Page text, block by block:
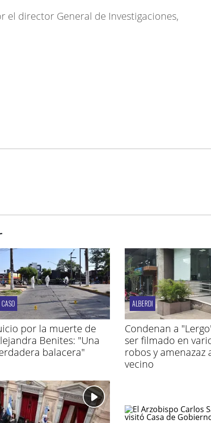
el director General de Investigaciones,
CASO
por la muerte de
Benites: "Una
balacera"
ALBERDI
Condenan a
ser filmado en
robos y amenazaz
vecino